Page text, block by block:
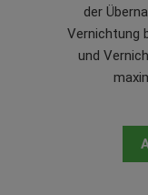
der
Vernichtung
und